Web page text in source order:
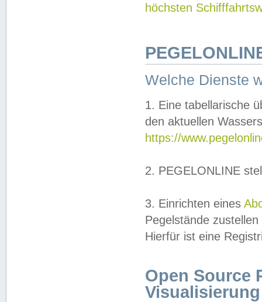
höchsten
Welche Dienste
1. Eine tabellarische
den aktuellen
https://
2. PEGELONLINE
3. Einrichten eines
Pegelstände
Hierfür ist eine
Open Source
Visualisierung